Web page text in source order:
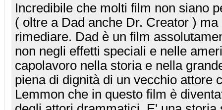
Incredibile che molti film non siano
( oltre a Dad anche Dr. Creator )
rimediare. Dad è un film
non negli effetti speciali e nelle
capolavoro nella storia e nella
piena di dignità di un vecchio attore
Lemmon che in questo film è